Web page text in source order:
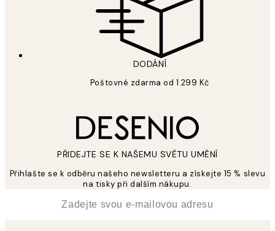
DODÁNÍ
Poštovné zdarma od 1 299 Kč
PŘIDEJTE SE K NAŠEMU SVĚTU UMĚNÍ
Přihlašte se k odběru našeho newsletteru a získejte 15 % slevu
na tisky při dalším nákupu.